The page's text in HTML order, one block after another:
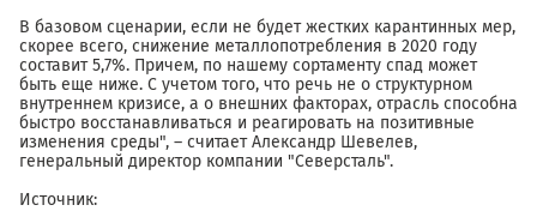
В базовом сценарии, если не будет жестких карантинных мер,
скорее всего, снижение металлопотребления в 2020 году
составит 5,7%. Причем, по нашему сортаменту спад может
быть еще ниже. С учетом того, что речь не о структурном
внутреннем кризисе, а о внешних факторах, отрасль способна
быстро восстанавливаться и реагировать на позитивные
изменения среды", – считает Александр Шевелев,
генеральный директор компании "Северсталь".
Источник: